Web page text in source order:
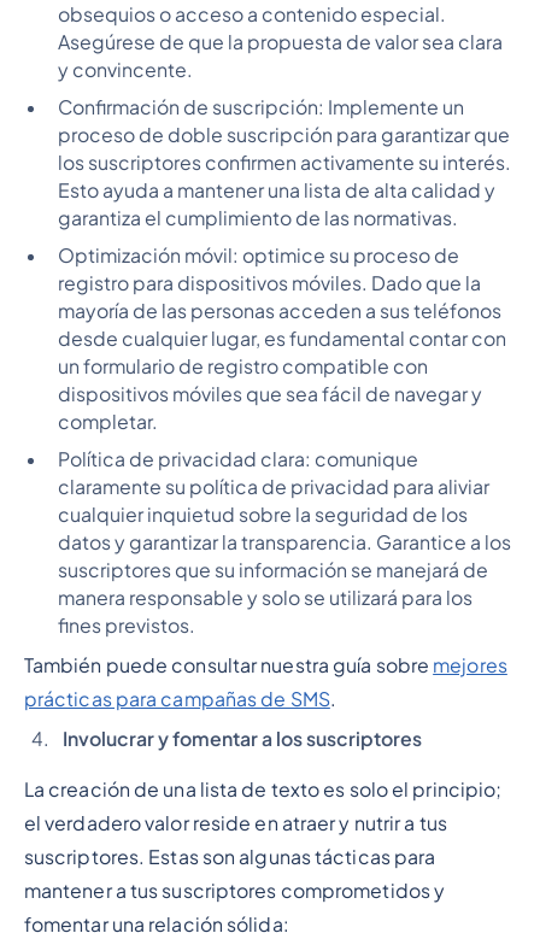
obsequios o acceso a contenido especial.
Asegúrese de que la propuesta de valor sea clara
y convincente.
Confirmación de suscripción: Implemente un
proceso de doble suscripción para garantizar que
los suscriptores confirmen activamente su interés.
Esto ayuda a mantener una lista de alta calidad y
garantiza el cumplimiento de las normativas.
Optimización móvil: optimice su proceso de
registro para dispositivos móviles. Dado que la
mayoría de las personas acceden a sus teléfonos
desde cualquier lugar, es fundamental contar con
un formulario de registro compatible con
dispositivos móviles que sea fácil de navegar y
completar.
Política de privacidad clara: comunique
claramente su política de privacidad para aliviar
cualquier inquietud sobre la seguridad de los
datos y garantizar la transparencia. Garantice a los
suscriptores que su información se manejará de
manera responsable y solo se utilizará para los
fines previstos.
También puede consultar nuestra guía sobre mejores
prácticas para campañas de SMS.
Involucrar y fomentar a los suscriptores
La creación de una lista de texto es solo el principio;
el verdadero valor reside en atraer y nutrir a tus
suscriptores. Estas son algunas tácticas para
mantener a tus suscriptores comprometidos y
fomentar una relación sólida: